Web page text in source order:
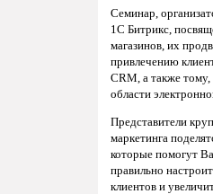
Семинар,
1С Битрикс,
магазинов, их
привлечению
CRM, а также тому,
области
Представители
маркетинга
которые помогут
правильно
клиентов и